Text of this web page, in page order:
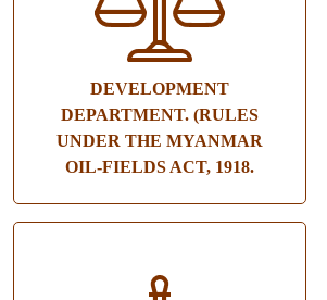
DEVELOPMENT
DEPARTMENT. (RULES
UNDER THE MYANMAR
OIL-FIELDS ACT, 1918.